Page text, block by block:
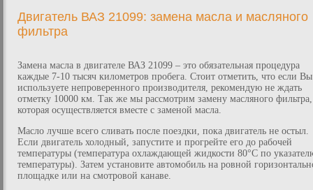
Двигатель ВАЗ 21099: замена масла и масляного
фильтра
Замена масла в двигателе ВАЗ 21099 – это обязательная процедура
каждые 7-10 тысяч километров пробега. Стоит отметить, что если Вы
используете непроверенного производителя, рекомендую не ждать
отметку 10000 км. Так же мы рассмотрим замену масляного фильтра,
которая осуществляется вместе с заменой масла.
Масло лучше всего сливать после поездки, пока двигатель не остыл.
Если двигатель холодный, запустите и прогрейте его до рабочей
температуры (температура охлаждающей жидкости 80°С по
температуры). Затем установите автомобиль на ровной
площадке или на смотровой канаве.